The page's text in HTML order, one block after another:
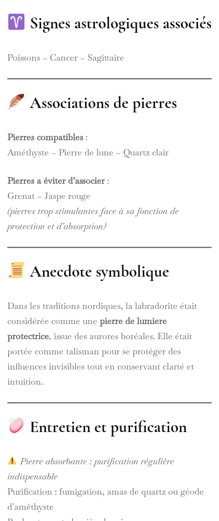
Signes astrologiques associés
Poissons – Cancer – Sagittaire
Associations de pierres
Pierres compatibles :
Améthyste – Pierre de lune – Quartz clair
Pierres à éviter d’associer:
Grenat – Jaspe rouge
(pierres trop stimulantes face à sa fonction de
protection et d’absorption)
Anecdote symbolique
Dans les traditions nordiques, la labradorite était
considérée comme une pierre de lumière
protectrice, issue des aurores boréales. Elle était
portée comme talisman pour se protéger des
influences invisibles tout en conservant clarté et
intuition.
Entretien et purification
Pierre absorbante : purification régulière
indispensable
Purification : fumigation, amas de quartz ou géode
d’améthyste